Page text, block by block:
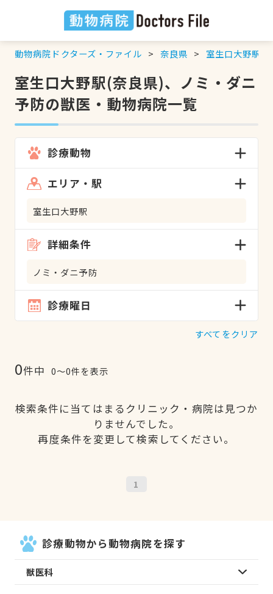
動物病院ドクターズ・ファイル 奈良県 室生口大野駅
室生口大野駅(奈良県)、ノミ・ダニ
予防の獣医・動物病院一覧
診療動物
エリア・駅
室生口大野駅
詳細条件
ノミ・ダニ予防
診療曜日
すべてをクリア
0件中 0〜0件を表示
検索条件に当てはまるクリニック・病院は見つか
りませんでした。
再度条件を変更して検索してください。
1
診療動物から動物病院を探す
獣医科